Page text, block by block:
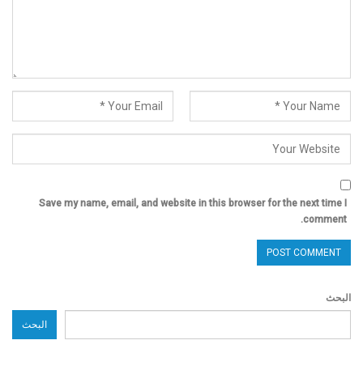
Save my name, email, and website in this browser for the next time I
comment.
البحث
البحث